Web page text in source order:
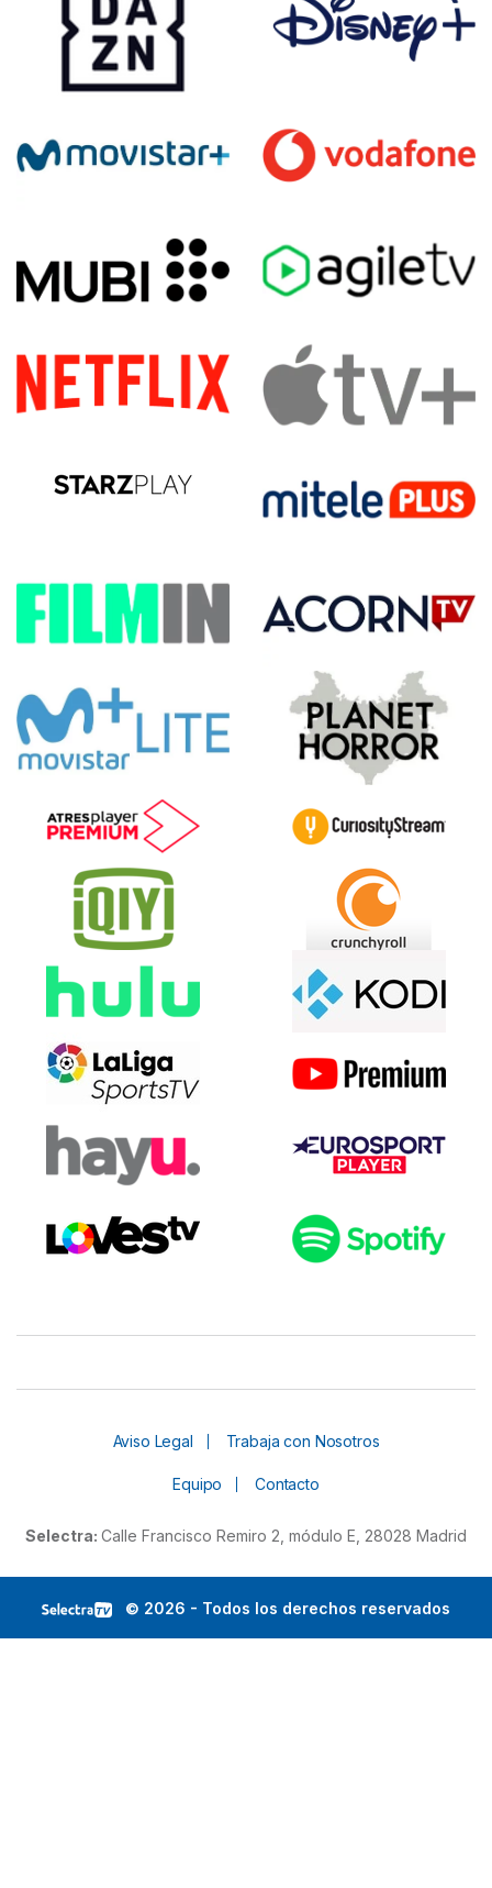
Aviso Legal Trabaja con Nosotros
Equipo Contacto
Selectra: Calle Francisco Remiro 2, módulo E, 28028 Madrid
© 2026 - Todos los derechos reservados